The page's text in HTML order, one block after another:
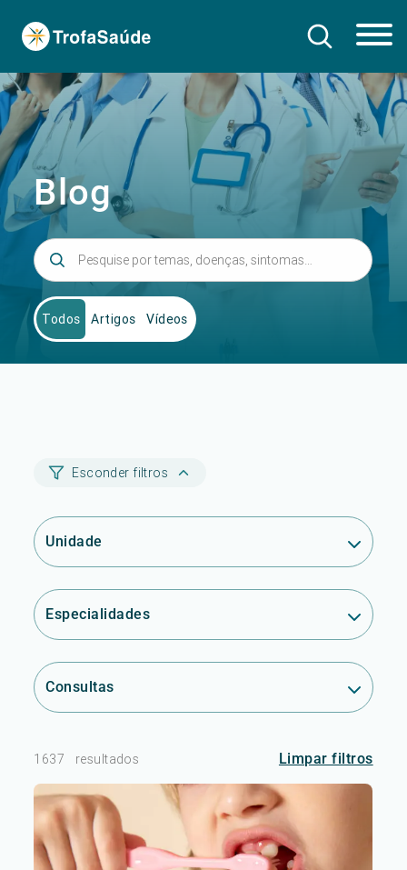
Blog
Todos Artigos Vídeos
Esconder filtros
Unidade
Especialidades
Consultas
1637 resultados Limpar filtros